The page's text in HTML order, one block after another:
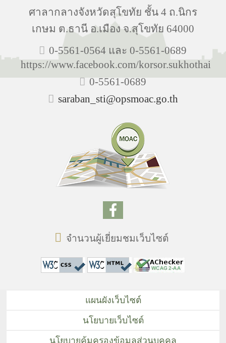
ศาลากลางจังหวัดสุโขทัย ชั้น 4 ถ.นิกร
เกษม ต.ธานี อ.เมือง จ.สุโขทัย 64000
0-5561-0564 และ 0-5561-0689
https://www.facebook.com/korsor.sukhothai
0-5561-0689
saraban_sti@opsmoac.go.th
จำนวนผู้เยี่ยมชมเว็บไซต์
แผนผังเว็บไซต์
นโยบายเว็บไซต์
นโยบายคุ้มครองข้อมูลส่วนบุคคล